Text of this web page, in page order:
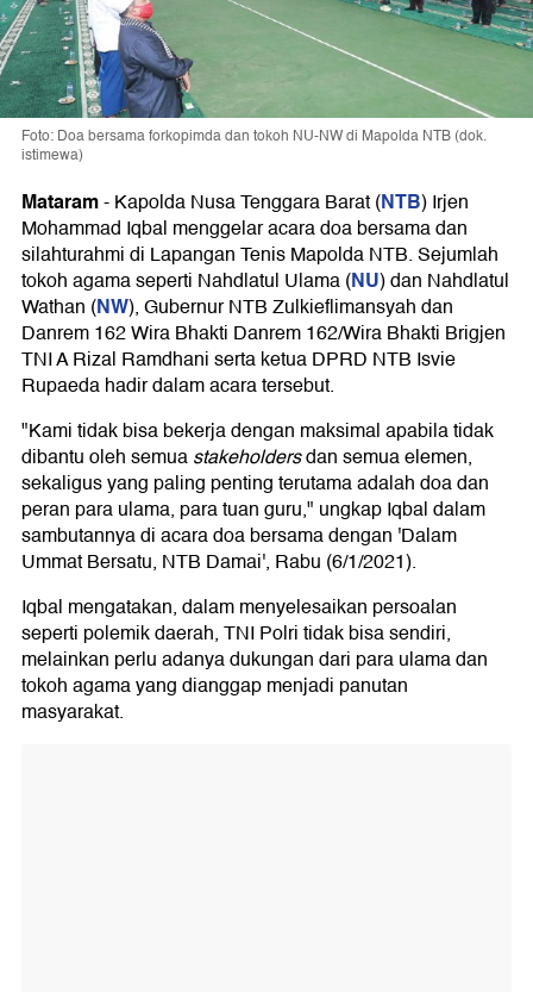
Foto: Doa bersama forkopimda dan tokoh NU-NW di Mapolda NTB (dok.
istimewa)
Mataram-Kapolda Nusa Tenggara Barat (NTB) Irjen
Mohammad Iqbal menggelar acara doa bersama dan
silahturahmi di Lapangan Tenis Mapolda NTB. Sejumlah
tokoh agama seperti Nahdlatul Ulama (NU) dan Nahdlatul
Wathan (NW), Gubernur NTB Zulkieflimansyah dan
Danrem 162 Wira Bhakti Danrem 162/Wira Bhakti Brigjen
TNI A Rizal Ramdhani serta ketua DPRD NTB Isvie
Rupaeda hadir dalam acara tersebut.
"Kami tidak bisa bekerja dengan maksimal apabila tidak
dibantu oleh semuastakeholdersdan semua elemen,
sekaligus yang paling penting terutama adalah doa dan
peran para ulama, para tuan guru," ungkap Iqbal dalam
sambutannya di acara doa bersama dengan 'Dalam
Ummat Bersatu, NTB Damai', Rabu (6/1/2021).
Iqbal mengatakan, dalam menyelesaikan persoalan
seperti polemik daerah, TNI Polri tidak bisa sendiri,
melainkan perlu adanya dukungan dari para ulama dan
tokoh agama yang dianggap menjadi panutan
masyarakat.